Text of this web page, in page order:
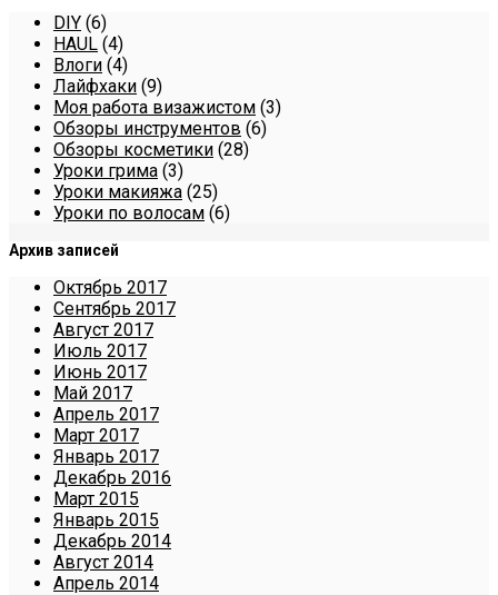
DIY (6)
HAUL (4)
Влоги (4)
Лайфхаки (9)
Моя работа визажистом (3)
Обзоры инструментов (6)
Обзоры косметики (28)
Уроки грима (3)
Уроки макияжа (25)
Уроки по волосам (6)
Архив записей
Октябрь 2017
Сентябрь 2017
Август 2017
Июль 2017
Июнь 2017
Май 2017
Апрель 2017
Март 2017
Январь 2017
Декабрь 2016
Март 2015
Январь 2015
Декабрь 2014
Август 2014
Апрель 2014